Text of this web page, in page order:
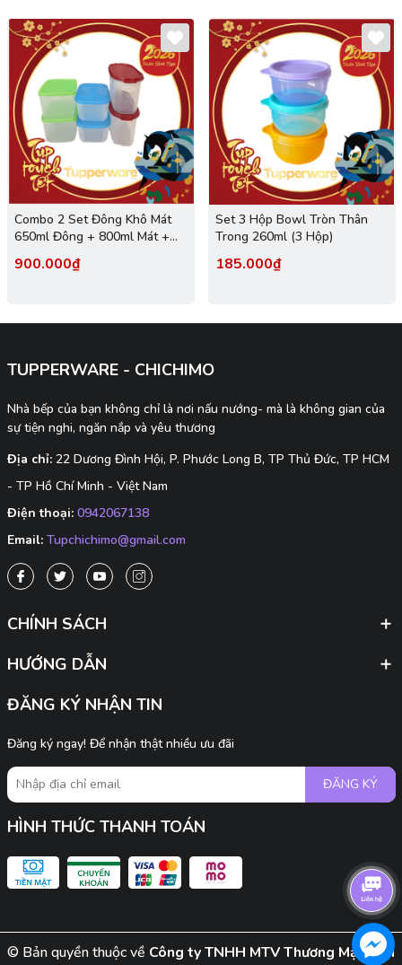
Combo 2 Set Đông Khô Mát
650ml Đông + 800ml Mát +
900.000₫
Set 3 Hộp Bowl Tròn Thân
Trong 260ml (3 Hộp)
185.000₫
TUPPERWARE - CHICHIMO
Nhà bếp của bạn không chỉ là nơi nấu nướng- mà là không gian của
sự tiện nghi, ngăn nắp và yêu thương
Địa chỉ: 22 Dương Đình Hội, P. Phước Long B, TP Thủ Đức, TP HCM
- TP Hồ Chí Minh - Việt Nam
Điện thoại: 0942067138
Email: Tupchichimo@gmail.com
CHÍNH SÁCH
HƯỚNG DẪN
ĐĂNG KÝ NHẬN TIN
Đăng ký ngay! Để nhận thật nhiều ưu đãi
ĐĂNG KÝ
HÌNH THỨC THANH TOÁN
© Bản quyền thuộc về Công ty TNHH MTV Thương Mại Dịch